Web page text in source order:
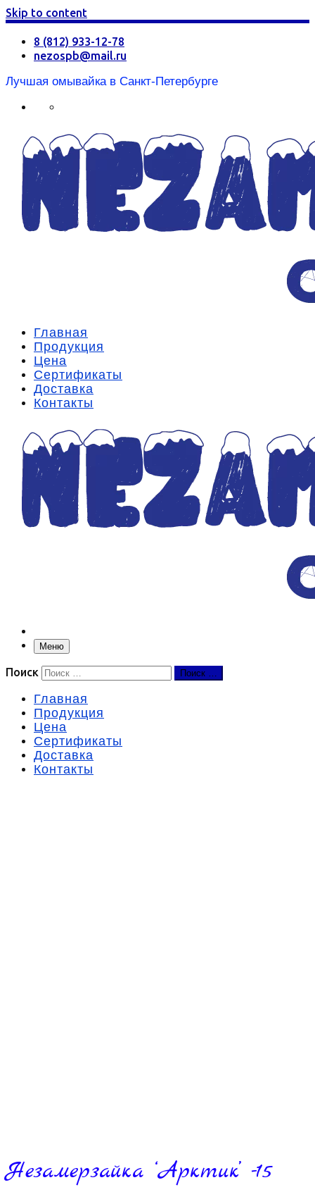
Skip to content
8 (812) 933-12-78
nezospb@mail.ru
Лучшая омывайка в Санкт-Петербурге
Главная
Продукция
Цена
Сертификаты
Доставка
Контакты
Меню
Поиск Поиск …
Главная
Продукция
Цена
Сертификаты
Доставка
Контакты
Незамерзайка ‘Арктик’ -15